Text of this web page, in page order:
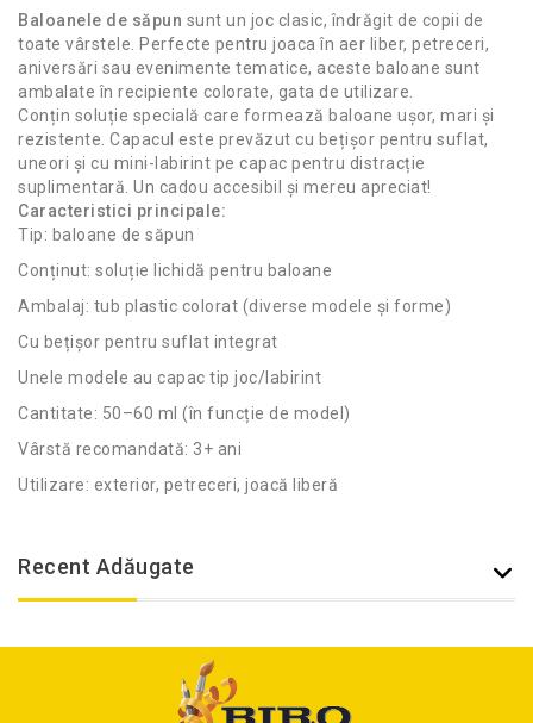
Baloanele de săpun sunt un joc clasic, îndrăgit de copii de
toate vârstele. Perfecte pentru joaca în aer liber, petreceri,
aniversări sau evenimente tematice, aceste baloane sunt
ambalate în recipiente colorate, gata de utilizare.
Conțin soluție specială care formează baloane ușor, mari și
rezistente. Capacul este prevăzut cu bețișor pentru suflat,
uneori și cu mini-labirint pe capac pentru distracție
suplimentară. Un cadou accesibil și mereu apreciat!
Caracteristici principale:
Tip: baloane de săpun
Conținut: soluție lichidă pentru baloane
Ambalaj: tub plastic colorat (diverse modele și forme)
Cu bețișor pentru suflat integrat
Unele modele au capac tip joc/labirint
Cantitate: 50–60 ml (în funcție de model)
Vârstă recomandată: 3+ ani
Utilizare: exterior, petreceri, joacă liberă
Recent Adăugate